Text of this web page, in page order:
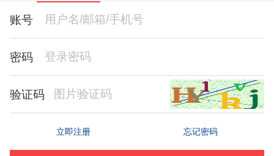
账号
密码
验证码
立即注册 忘记密码